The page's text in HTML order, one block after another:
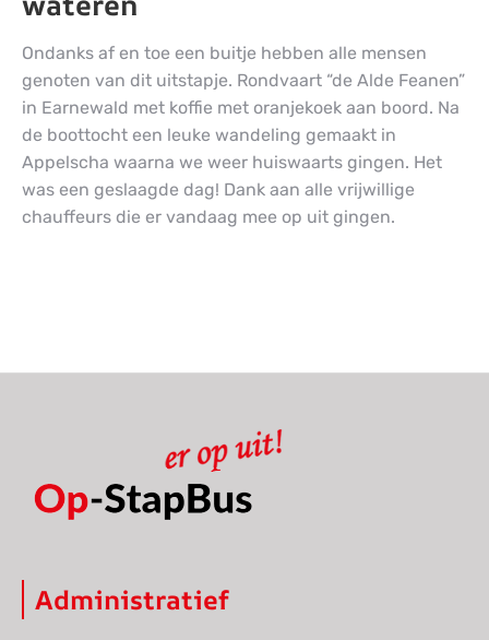
Ondanks af en toe een buitje hebben alle mensen
genoten van dit uitstapje. Rondvaart “de Alde Feanen”
in Earnewald met koffie met oranjekoek aan boord. Na
de boottocht een leuke wandeling gemaakt in
Appelscha waarna we weer huiswaarts gingen. Het
was een geslaagde dag! Dank aan alle vrijwillige
chauffeurs die er vandaag mee op uit gingen.
Administratief